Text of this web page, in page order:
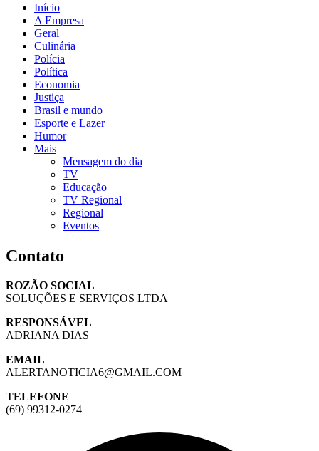
Início
A Empresa
Geral
Culinária
Polícia
Política
Economia
Justiça
Brasil e mundo
Esporte e Lazer
Humor
Mais
Mensagem do dia
TV
Educação
TV Regional
Regional
Eventos
Contato
ROZÃO SOCIAL
SOLUÇÕES E SERVIÇOS LTDA
RESPONSÁVEL
ADRIANA DIAS
EMAIL
ALERTANOTICIA6@GMAIL.COM
TELEFONE
(69) 99312-0274